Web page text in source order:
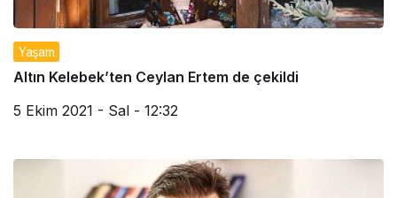
Yaşam
Altın Kelebek’ten Ceylan Ertem de çekildi
5 Ekim 2021 - Sal - 12:32